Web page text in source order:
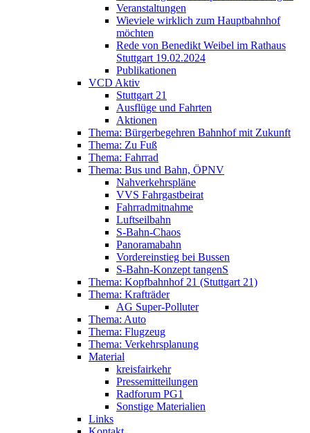
Veranstaltungen
Wieviele wirklich zum Hauptbahnhof
möchten
Rede von Benedikt Weibel im Rathaus
Stuttgart 19.02.2024
Publikationen
VCD Aktiv
Stuttgart 21
Ausflüge und Fahrten
Aktionen
Thema: Bürgerbegehren Bahnhof mit Zukunft
Thema: Zu Fuß
Thema: Fahrrad
Thema: Bus und Bahn, ÖPNV
Nahverkehrspläne
VVS Fahrgastbeirat
Fahrradmitnahme
Luftseilbahn
S-Bahn-Chaos
Panoramabahn
Vordereinstieg bei Bussen
S-Bahn-Konzept tangenS
Thema: Kopfbahnhof 21 (Stuttgart 21)
Thema: Krafträder
AG Super-Polluter
Thema: Auto
Thema: Flugzeug
Thema: Verkehrsplanung
Material
kreisfairkehr
Pressemitteilungen
Radforum PG1
Sonstige Materialien
Links